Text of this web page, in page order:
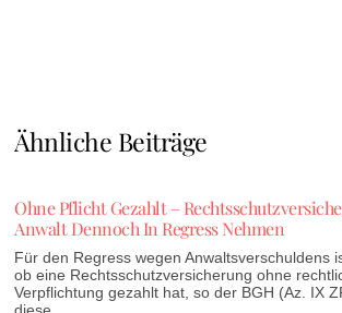
Ähnliche Beiträge
Ohne Pflicht Gezahlt –
Anwalt Dennoch In Regress Nehmen
Für den Regress wegen Anwaltsverschuldens
ob eine Rechtsschutzversicherung ohne
Verpflichtung gezahlt hat, so der BGH (Az. IX